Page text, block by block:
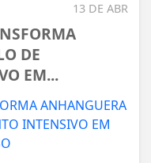
13 DE ABR
DE
EM...